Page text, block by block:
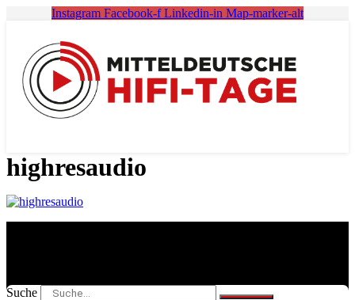
Instagram Facebook-f Linkedin-in Map-marker-alt
highresaudio
Suche